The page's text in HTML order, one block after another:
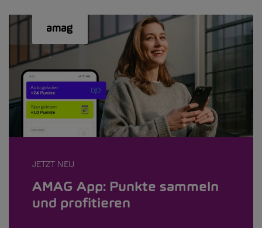
JETZT NEU
AMAG App: Punkte sammeln
und profitieren